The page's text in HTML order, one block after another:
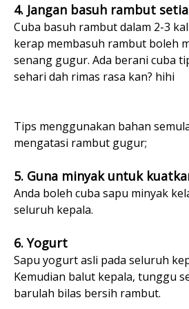
4. Jangan basuh rambut
Cuba basuh rambut dalam 2-3
kerap membasuh rambut boleh
senang gugur. Ada berani cuba
sehari dah rimas rasa kan? hihi
Tips menggunakan bahan
mengatasi rambut gugur;
5. Guna minyak untuk
Anda boleh cuba sapu minyak
seluruh kepala.
6. Yogurt
Sapu yogurt asli pada seluruh
Kemudian balut kepala, tunggu
barulah bilas bersih rambut.